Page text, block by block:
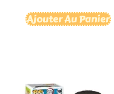
Ajouter Au Panier